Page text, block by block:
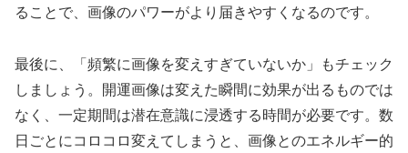
ることで、画像のパワーがより届きやすくなるのです。
最後に、「頻繁に画像を変えすぎていないか」もチェック
しましょう。開運画像は変えた瞬間に効果が出るものでは
なく、一定期間は潜在意識に浸透する時間が必要です。数
日ごとにコロコロ変えてしまうと、画像とのエネルギー的